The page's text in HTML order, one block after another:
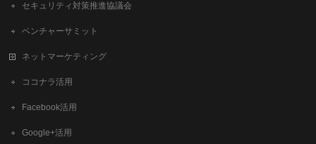
セキュリティ対策推進協議会
ベンチャーサミット
ネットマーケティング
ココナラ活用
Facebook活用
Google+活用